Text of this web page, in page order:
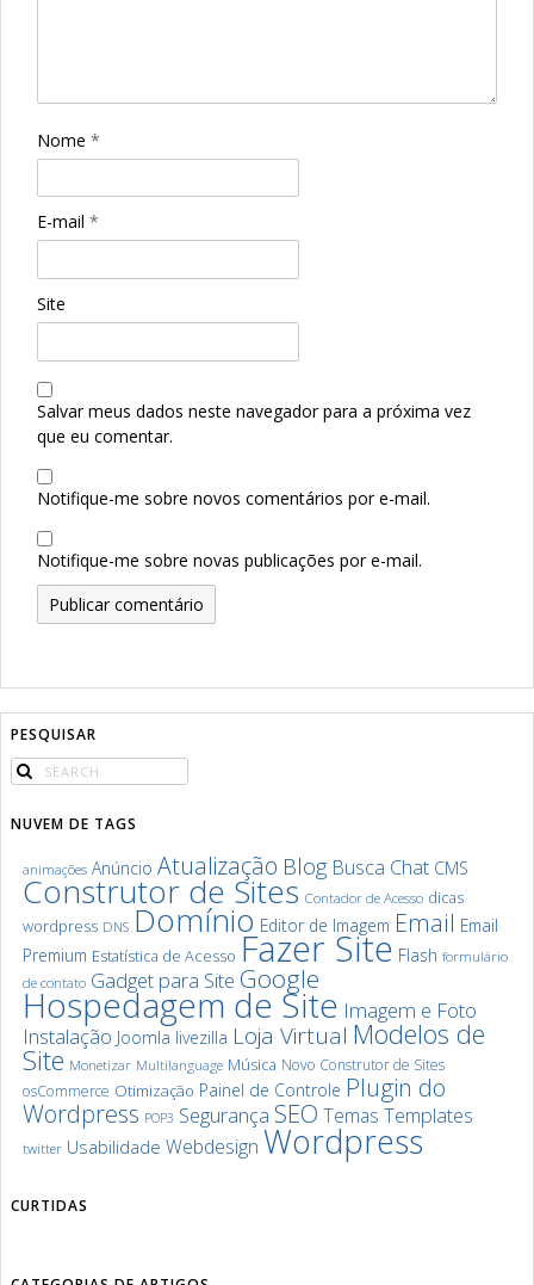
Nome *
E-mail *
Site
Salvar meus dados neste navegador para a próxima vez
que eu comentar.
Notifique-me sobre novos comentários por e-mail.
Notifique-me sobre novas publicações por e-mail.
PESQUISAR
NUVEM DE TAGS
animações Anúncio Atualização Blog Busca Chat CMS
Construtor de Sites Contador de Acesso dicas
wordpress DNS Domínio Editor de Imagem Email Email
Premium Estatística de Acesso Fazer Site Flash formulário
de contato Gadget para Site Google
Hospedagem de Site Imagem e Foto
Instalação Joomla livezilla Loja Virtual Modelos de
Site Monetizar Multilanguage Música Novo Construtor de Sites
osCommerce Otimização Painel de Controle Plugin do
Wordpress POP3 Segurança SEO Temas Templates
twitter Usabilidade Webdesign Wordpress
CURTIDAS